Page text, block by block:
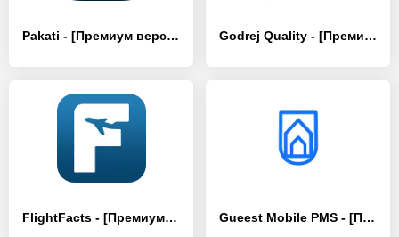
Pakati - [Премиум версия] Godrej Quality - [Премиум версия]
FlightFacts - [Премиум версия] Gueest Mobile PMS - [Премиум версия]